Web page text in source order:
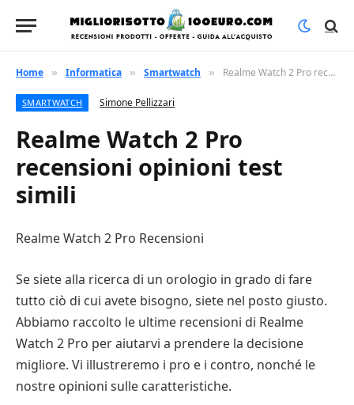
Home » Informatica » Smartwatch » Realme Watch 2 Pro recensioni opinioni test simili
SMARTWATCH Simone Pellizzari
Realme Watch 2 Pro
recensioni opinioni test
simili
Realme Watch 2 Pro Recensioni
Se siete alla ricerca di un orologio in grado di fare
tutto ciò di cui avete bisogno, siete nel posto giusto.
Abbiamo raccolto le ultime recensioni di Realme
Watch 2 Pro per aiutarvi a prendere la decisione
migliore. Vi illustreremo i pro e i contro, nonché le
nostre opinioni sulle caratteristiche.